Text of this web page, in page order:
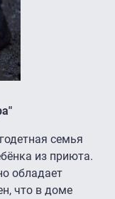
семья
из приюта.
обладает
что в доме